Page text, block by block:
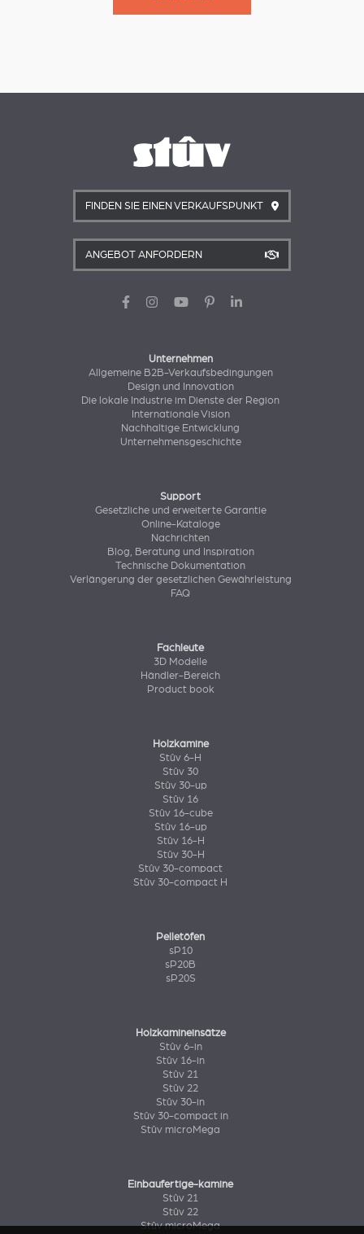
FINDEN SIE EINEN VERKAUFSPUNKT
ANGEBOT ANFORDERN
Unternehmen
Allgemeine B2B-Verkaufsbedingungen
Design und Innovation
Die lokale Industrie im Dienste der Region
Internationale Vision
Nachhaltige Entwicklung
Unternehmensgeschichte
Support
Gesetzliche und erweiterte Garantie
Online-Kataloge
Nachrichten
Blog, Beratung und Inspiration
Technische Dokumentation
Verlängerung der gesetzlichen Gewährleistung
FAQ
Fachleute
3D Modelle
Händler-Bereich
Product book
Holzkamine
Stûv 6-H
Stûv 30
Stûv 30-up
Stûv 16
Stûv 16-cube
Stûv 16-up
Stûv 16-H
Stûv 30-H
Stûv 30-compact
Stûv 30-compact H
Pelletöfen
sP10
sP20B
sP20S
Holzkamineinsätze
Stûv 6-in
Stûv 16-in
Stûv 21
Stûv 22
Stûv 30-in
Stûv 30-compact in
Stûv microMega
Einbaufertige-kamine
Stûv 21
Stûv 22
Stûv microMega